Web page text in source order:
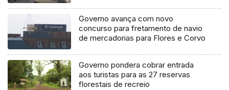
Governo avança com novo
concurso para fretamento de navio
de mercadorias para Flores e Corvo
Governo pondera cobrar entrada
aos turistas para as 27 reservas
florestais de recreio